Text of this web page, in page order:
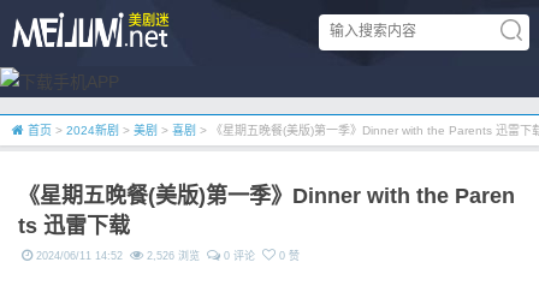
首页 > 2024新剧 > 美剧 > 喜剧 > 《星期五晚餐(美版)第一季》Dinner with the Parents 迅雷下
《星期五晚餐(美版)第一季》Dinner with the Paren
ts 迅雷下载
2024/06/11 14:52 2,526 浏览 0 评论 0 赞